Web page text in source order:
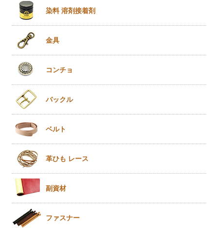
染料 溶剤接着剤
金具
コンチョ
バックル
ベルト
革ひも レース
副資材
ファスナー